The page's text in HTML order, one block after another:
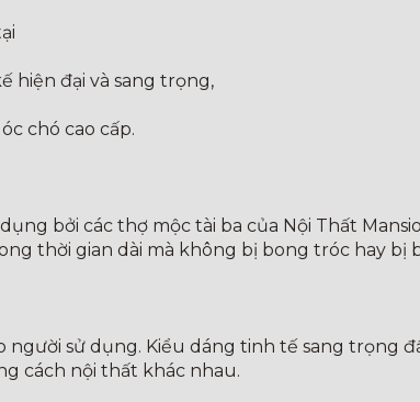
hiện đại và sang trọng,
chó cao cấp.
bởi các thợ mộc tài ba của Nội Thất
thời gian dài mà không bị bong tróc hay bị
sử dụng. Kiểu dáng tinh tế sang trọng
cách nội thất khác nhau.